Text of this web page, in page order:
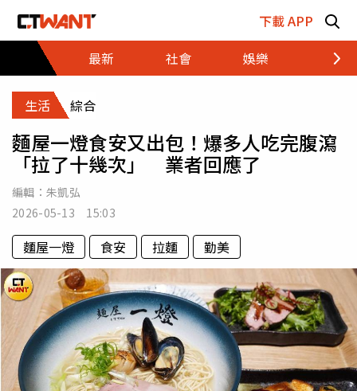
下載 APP
最新
社會 娛樂 財經
生活 綜合
麵屋一燈食安又出包！爆多人吃完腹瀉
「拉了十幾次」 業者回應了
編輯： 朱凱弘
2026-05-13 15:03
麵屋一燈 食安 拉麵 勤美